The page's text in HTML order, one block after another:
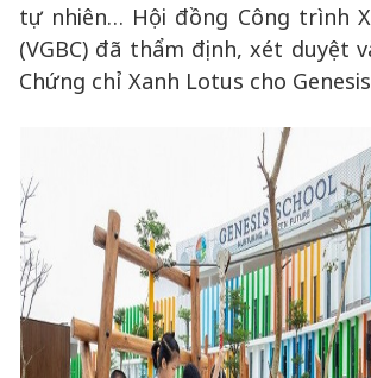
tự nhiên… Hội đồng Công trình
(VGBC) đã thẩm định, xét duyệt
Chứng chỉ Xanh Lotus cho